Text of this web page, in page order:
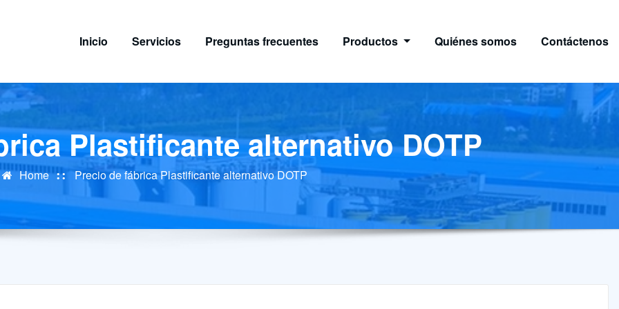
Inicio Servicios Preguntas frecuentes Productos Quiénes somos Contáctenos
Plastificante alternativo DOTP
Home Precio de fábrica Plastificante alternativo DOTP